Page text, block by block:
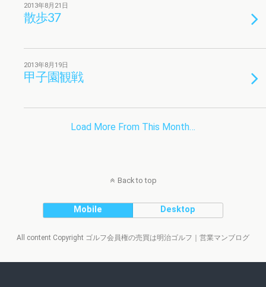
2013年8月21日
散歩37
2013年8月19日
甲子園観戦
Load More From This Month…
Back to top
Mobile Desktop
All content Copyright ゴルフ会員権の売買は明治ゴルフ｜営業マンブログ